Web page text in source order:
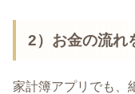
2）お金の流れ
家計簿アプリでも、